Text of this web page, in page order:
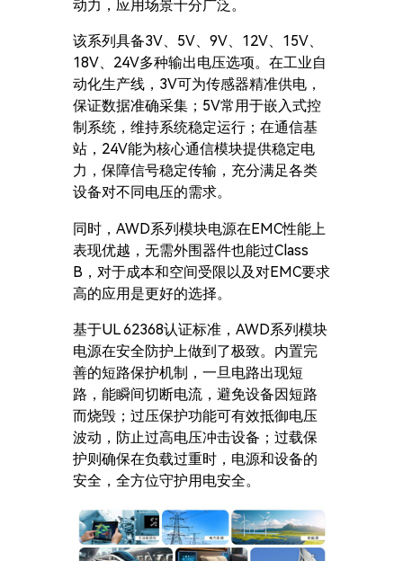
动力，应用场景十分广泛。
该系列具备3V、5V、9V、12V、15V、
18V、24V多种输出电压选项。在工业自
动化生产线，3V可为传感器精准供电，
保证数据准确采集；5V常用于嵌入式控
制系统，维持系统稳定运行；在通信基
站，24V能为核心通信模块提供稳定电
力，保障信号稳定传输，充分满足各类
设备对不同电压的需求。
同时，AWD系列模块电源在EMC性能上
表现优越，无需外围器件也能过Class
B，对于成本和空间受限以及对EMC要求
高的应用是更好的选择。
基于UL 62368认证标准，AWD系列模块
电源在安全防护上做到了极致。内置完
善的短路保护机制，一旦电路出现短
路，能瞬间切断电流，避免设备因短路
而烧毁；过压保护功能可有效抵御电压
波动，防止过高电压冲击设备；过载保
护则确保在负载过重时，电源和设备的
安全，全方位守护用电安全。